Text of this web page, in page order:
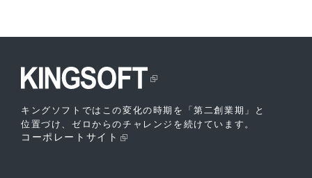
キングソフトではこの変化の時期を「第二創業期」と
位置づけ、ゼロからのチャレンジを続けています。
コーポレートサイト